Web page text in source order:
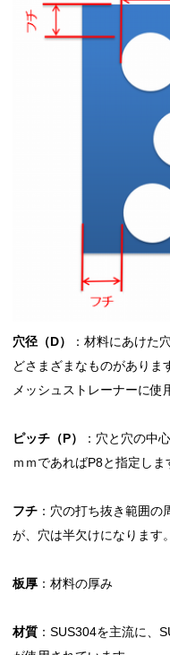
穴径（D）
：材料にあけた
どさまざまなものがありま
メッシュストレーナーに使
ピッチ（P）
：穴と穴の中
ｍｍであればP8と指定しま
フチ：穴の打ち抜き範囲の
が、穴は半欠けになります。
板厚：材料の厚み
材質：SUS304を主流に、